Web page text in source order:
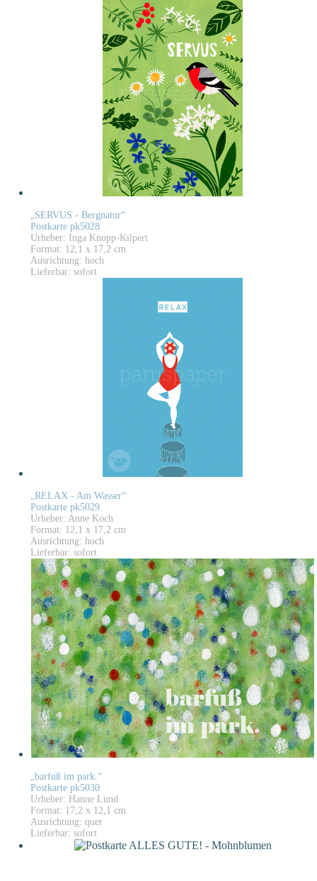
„SERVUS - Bergnatur“
Postkarte pk5028
Urheber: Inga Knopp-Kilpert
Format: 12,1 x 17,2 cm
Ausrichtung: hoch
Lieferbar: sofort
„RELAX - Am Wasser“
Postkarte pk5029
Urheber: Anne Koch
Format: 12,1 x 17,2 cm
Ausrichtung: hoch
Lieferbar: sofort
„barfuß im park.“
Postkarte pk5030
Urheber: Hanne Lund
Format: 17,2 x 12,1 cm
Ausrichtung: quer
Lieferbar: sofort